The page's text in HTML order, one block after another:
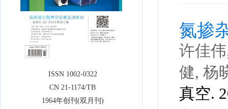
真空.